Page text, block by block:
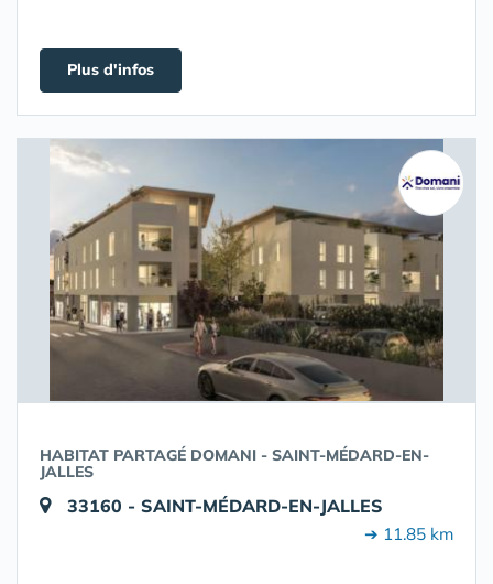
Plus d'infos
HABITAT PARTAGÉ DOMANI - SAINT-MÉDARD-EN-
JALLES
33160 - SAINT-MÉDARD-EN-JALLES
➔ 11.85 km